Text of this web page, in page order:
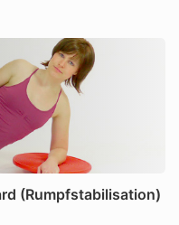
(Rumpfstabilisation)